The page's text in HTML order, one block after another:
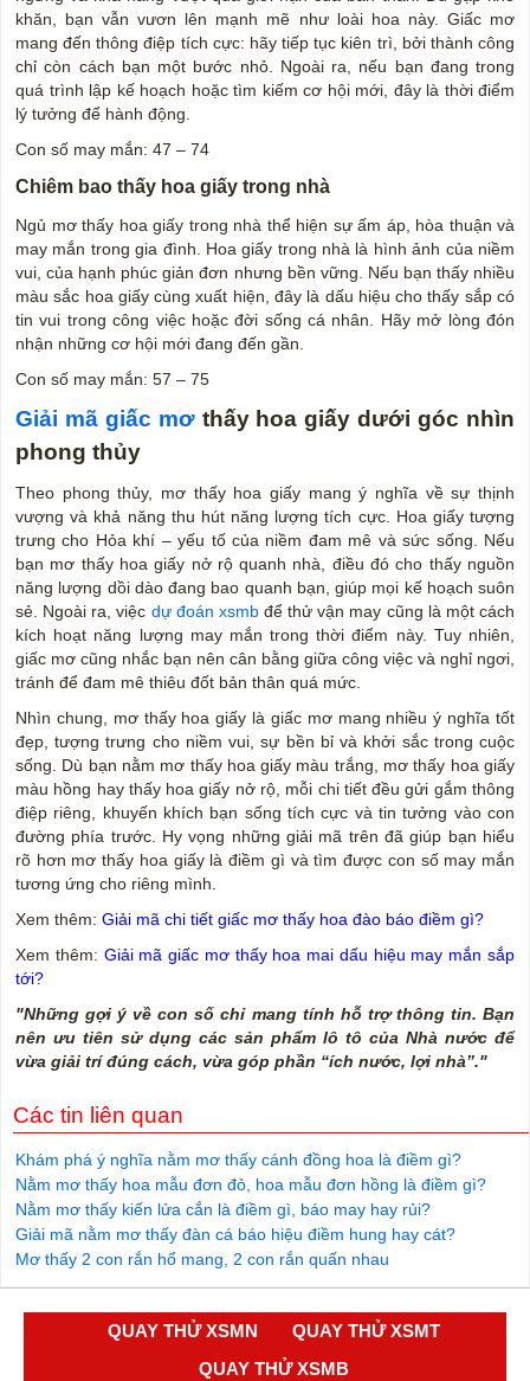
khăn, bạn vẫn vươn lên mạnh mẽ như loài hoa này. Giấc mơ
mang đến thông điệp tích cực: hãy tiếp tục kiên trì, bởi thành công
chỉ còn cách bạn một bước nhỏ. Ngoài ra, nếu bạn đang trong
quá trình lập kế hoạch hoặc tìm kiếm cơ hội mới, đây là thời điểm
lý tưởng để hành động.
Con số may mắn: 47 – 74
Chiêm bao thấy hoa giấy trong nhà
Ngủ mơ thấy hoa giấy trong nhà thể hiện sự ấm áp, hòa thuận và
may mắn trong gia đình. Hoa giấy trong nhà là hình ảnh của niềm
vui, của hạnh phúc giản đơn nhưng bền vững. Nếu bạn thấy nhiều
màu sắc hoa giấy cùng xuất hiện, đây là dấu hiệu cho thấy sắp có
tin vui trong công việc hoặc đời sống cá nhân. Hãy mở lòng đón
nhận những cơ hội mới đang đến gần.
Con số may mắn: 57 – 75
Giải mã giấc mơthấy hoa giấy dưới góc nhìn
phong thủy
Theo phong thủy, mơ thấy hoa giấy mang ý nghĩa về sự thịnh
vượng và khả năng thu hút năng lượng tích cực. Hoa giấy tượng
trưng cho Hỏa khí – yếu tố của niềm đam mê và sức sống. Nếu
bạn mơ thấy hoa giấy nở rộ quanh nhà, điều đó cho thấy nguồn
năng lượng dồi dào đang bao quanh bạn, giúp mọi kế hoạch suôn
sẻ. Ngoài ra, việc dự đoán xsmbđể thử vận may cũng là một cách
kích hoạt năng lượng may mắn trong thời điểm này. Tuy nhiên,
giấc mơ cũng nhắc bạn nên cân bằng giữa công việc và nghỉ ngơi,
tránh để đam mê thiêu đốt bản thân quá mức.
Nhìn chung, mơ thấy hoa giấy là giấc mơ mang nhiều ý nghĩa tốt
đẹp, tượng trưng cho niềm vui, sự bền bỉ và khởi sắc trong cuộc
sống. Dù bạn nằm mơ thấy hoa giấy màu trắng, mơ thấy hoa giấy
màu hồng hay thấy hoa giấy nở rộ, mỗi chi tiết đều gửi gắm thông
điệp riêng, khuyến khích bạn sống tích cực và tin tưởng vào con
đường phía trước. Hy vọng những giải mã trên đã giúp bạn hiểu
rõ hơn mơ thấy hoa giấy là điềm gì và tìm được con số may mắn
tương ứng cho riêng mình.
Xem thêm: Giải mã chi tiết giấc mơ thấy hoa đào báo điềm gì?
Xem thêm: Giải mã giấc mơ thấy hoa mai dấu hiệu may mắn sắp
tới?
"Những gợi ý về con số chỉ mang tính hỗ trợ thông tin. Bạn
nên ưu tiên sử dụng các sản phẩm lô tô của Nhà nước để
vừa giải trí đúng cách, vừa góp phần “ích nước, lợi nhà”."
Các tin liên quan
Khám phá ý nghĩa nằm mơ thấy cánh đồng hoa là điềm gì?
Nằm mơ thấy hoa mẫu đơn đỏ, hoa mẫu đơn hồng là điềm gì?
Nằm mơ thấy kiến lửa cắn là điềm gì, báo may hay rủi?
Giải mã nằm mơ thấy đàn cá báo hiệu điềm hung hay cát?
Mơ thấy 2 con rắn hổ mang, 2 con rắn quấn nhau
QUAY THỬ XSMN
QUAY THỬ XSMT
QUAY THỬ XSMB